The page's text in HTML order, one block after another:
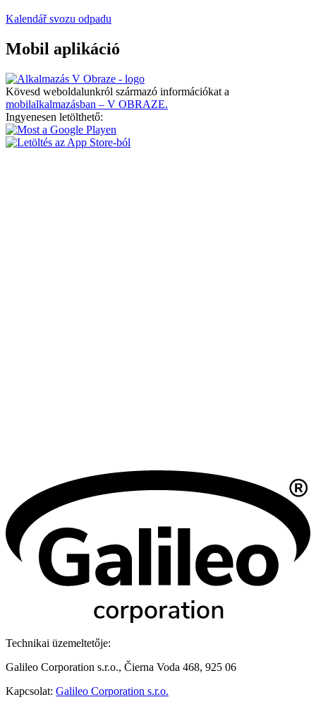
Kalendář svozu odpadu
Mobil aplikáció
Kövesd weboldalunkról származó információkat a
mobilalkalmazásban – V OBRAZE.
Ingyenesen letölthető:
Technikai üzemeltetője:
Galileo Corporation s.r.o., Čierna Voda 468, 925 06
Kapcsolat: Galileo Corporation s.r.o.